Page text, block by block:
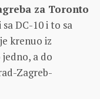
za Toronto
DC-10 i to sa
krenuo iz
a do
Zagreb-